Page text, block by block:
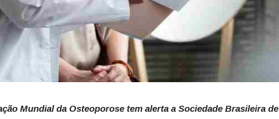
Mundial da Osteoporose tem alerta a Sociedade Brasileira de